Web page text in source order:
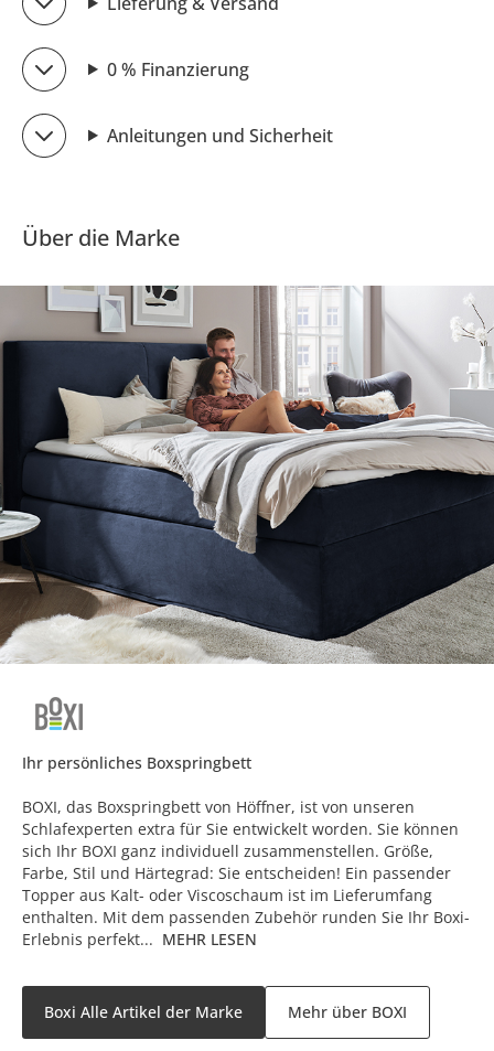
0 % Finanzierung
Anleitungen und Sicherheit
Über die Marke
Ihr persönliches Boxspringbett
BOXI, das Boxspringbett von Höffner, ist von unseren
Schlafexperten extra für Sie entwickelt worden. Sie können
sich Ihr BOXI ganz individuell zusammenstellen. Größe,
Farbe, Stil und Härtegrad: Sie entscheiden! Ein passender
Topper aus Kalt- oder Viscoschaum ist im Lieferumfang
enthalten. Mit dem passenden Zubehör runden Sie Ihr Boxi-
Erlebnis perfekt... MEHR LESEN
Boxi Alle Artikel der Marke Mehr über BOXI